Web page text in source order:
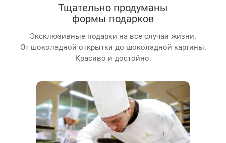
Тщательно продуманы
формы подарков
Эксклюзивные подарки на все случаи жизни.
От шоколадной открытки до шоколадной картины.
Красиво и достойно.